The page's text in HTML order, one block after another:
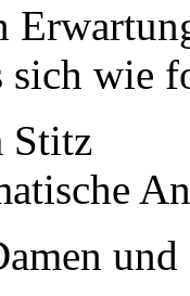
sich wie
Stitz